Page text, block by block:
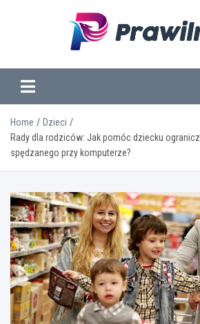
Home
Dzieci
Rady dla rodziców: Jak pomóc dziecku
spędzanego przy komputerze?